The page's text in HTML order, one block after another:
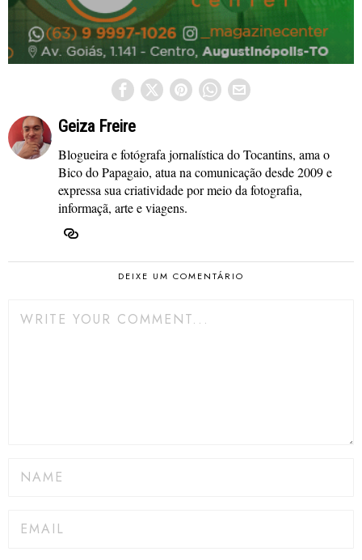
Geiza Freire
Blogueira e fotógrafa jornalística do Tocantins, ama o
Bico do Papagaio, atua na comunicação desde 2009 e
expressa sua criatividade por meio da fotografia,
informaçã, arte e viagens.
DEIXE UM COMENTÁRIO